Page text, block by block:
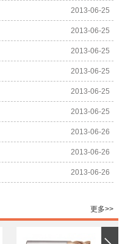
2013-06-25
2013-06-25
2013-06-25
2013-06-25
2013-06-25
2013-06-25
2013-06-26
2013-06-26
2013-06-26
更多>>